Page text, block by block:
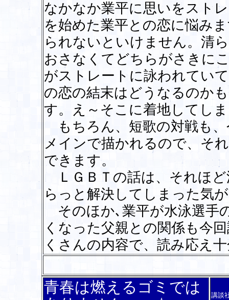
なかなか業平に思いをスト
を始めた業平との恋に悩み
られないといけません。清
おさなくてどちらがさきに
がストレートに詠われてい
の恋の結末はどうなるのか
す。え～そこに着地してし
もちろん、短歌の対戦も、
メインで描かれるので、そ
できます。
ＬＧＢＴの話は、それほど
らっと解決してしまった気
そのほか､業平が水泳選手
くなった父親との関係も今
くさんの内容で、読み応え
青春は燃えるゴミでは
講談